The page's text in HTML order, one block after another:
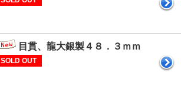
目貫、龍大銀製４８．３ｍｍ
SOLD OUT